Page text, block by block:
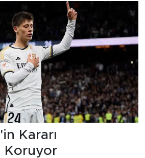
Kararı
Koruyor